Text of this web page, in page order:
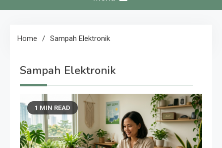
Home Sampah Elektronik
Sampah Elektronik
1 MIN READ